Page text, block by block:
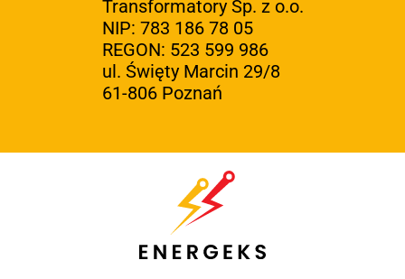
Transformatory Sp. z o.o.
NIP: 783 186 78 05
REGON: 523 599 986
ul. Święty Marcin 29/8
61-806 Poznań